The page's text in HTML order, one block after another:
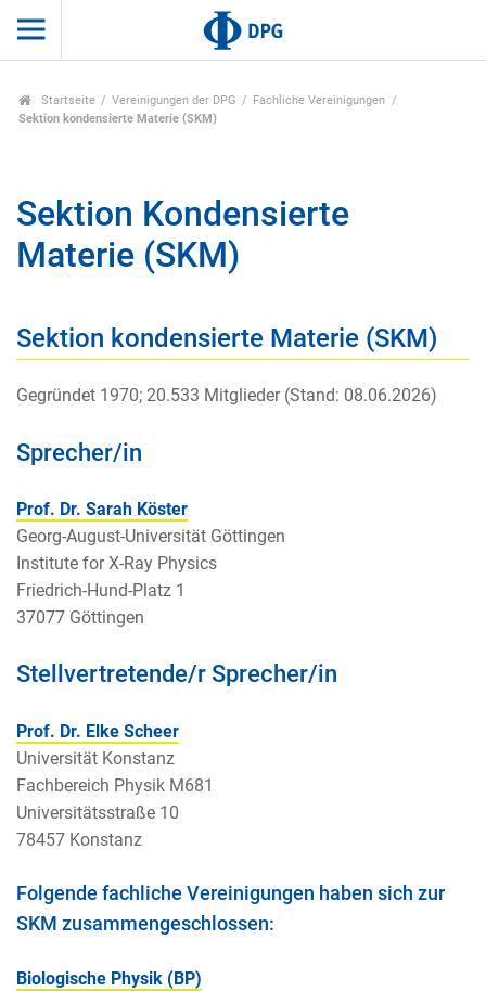
Startseite Vereinigungen der DPG
Fachliche Vereinigungen
Sektion kondensierte Materie (SKM)
Sektion Kondensierte
Materie (SKM)
Sektion kondensierte Materie (SKM)
Gegründet 1970; 20.533 Mitglieder (Stand: 08.06.2026)
Sprecher/in
Prof. Dr. Sarah Köster
Georg-August-Universität Göttingen
Institute for X-Ray Physics
Friedrich-Hund-Platz 1
37077 Göttingen
Stellvertretende/r Sprecher/in
Prof. Dr. Elke Scheer
Universität Konstanz
Fachbereich Physik M681
Universitätsstraße 10
78457 Konstanz
Folgende fachliche Vereinigungen haben sich zur
SKM zusammengeschlossen:
Biologische Physik (BP)